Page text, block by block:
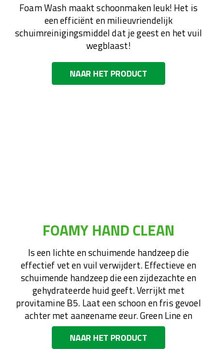
Foam Wash maakt schoonmaken leuk! Het is
een efficiënt en milieuvriendelijk
schuimreinigingsmiddel dat je geest en het vuil
wegblaast!
NAAR HET PRODUCT
FOAMY HAND CLEAN
Is een lichte en schuimende handzeep die
effectief vet en vuil verwijdert. Effectieve en
schuimende handzeep die een zijdezachte en
gehydrateerde huid geeft. Verrijkt met
provitamine B5. Laat een schoon en fris gevoel
achter met aangename geur. Green Line en
biologisch afbreekbaar.
NAAR HET PRODUCT